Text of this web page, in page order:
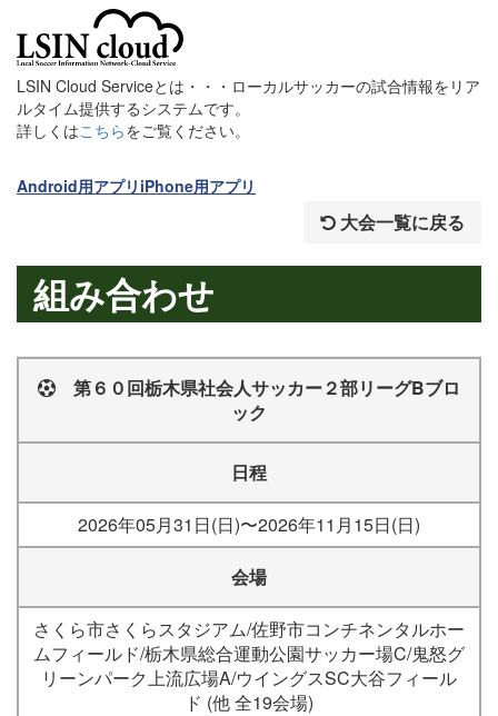
LSIN Cloud Serviceとは・・・ローカルサッカーの試合情報をリア
ルタイム提供するシステムです。
詳しくはこちらをご覧ください。
Android用アプリ iPhone用アプリ
大会一覧に戻る
組み合わせ
第６０回栃木県社会人サッカー２部リーグBブロ
ック
日程
2026年05月31日(日)〜2026年11月15日(日)
会場
さくら市さくらスタジアム/佐野市コンチネンタルホー
ムフィールド/栃木県総合運動公園サッカー場C/鬼怒グ
リーンパーク上流広場A/ウイングスSC大谷フィール
ド (他 全19会場)